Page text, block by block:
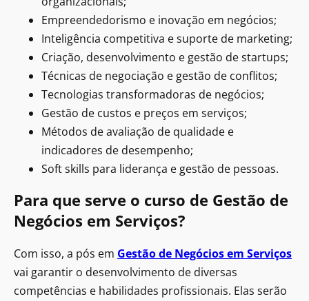
Empreendedorismo e inovação em negócios;
Inteligência competitiva e suporte de marketing;
Criação, desenvolvimento e gestão de startups;
Técnicas de negociação e gestão de conflitos;
Tecnologias transformadoras de negócios;
Gestão de custos e preços em serviços;
Métodos de avaliação de qualidade e
indicadores de desempenho;
Soft skills para liderança e gestão de pessoas.
Para que serve o curso de Gestão de
Negócios em Serviços?
Com isso, a pós em Gestão de Negócios em Serviços
vai garantir o desenvolvimento de diversas
competências e habilidades profissionais. Elas serão